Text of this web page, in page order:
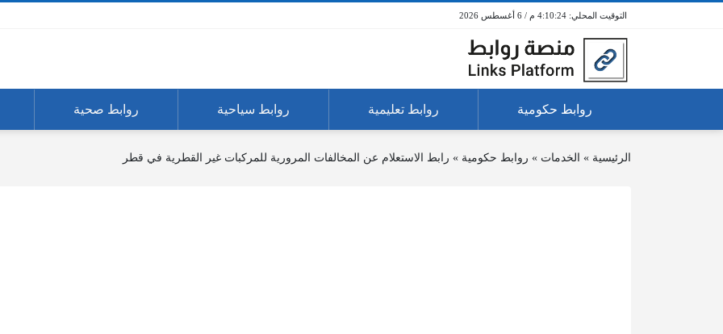
4:10:24 م / 6 أغسطس 2026
روابط حكومية روابط تعليمية روابط سياحية روابط صحية
الرئيسية » الخدمات » روابط حكومية » رابط الاستعلام عن المخالفات المرورية للمركبات غير القطرية في قطر